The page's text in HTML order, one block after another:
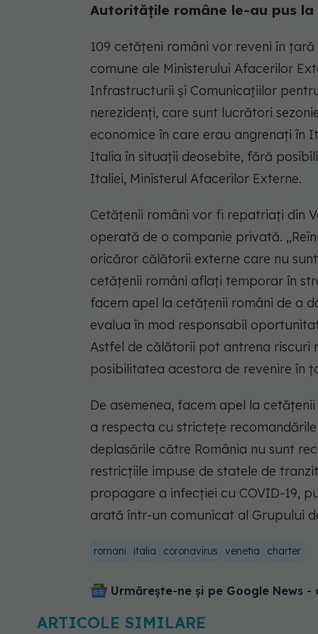
Autoritățile române le-au pus
109 cetățeni români vor reveni în
comune ale Ministerului Afacerilor
Infrastructurii și Comunicațiilor
nerezidenți, care sunt lucrători
economice în care erau angrenați în
Italia în situații deosebite, fără
Italiei, Ministerul Afacerilor Externe.
Cetățenii români vor fi repatriați din
operată de o companie privată.
oricăror călătorii externe care nu
cetățenii români aflați temporar în
facem apel la cetățenii români de a
evalua în mod responsabil
Astfel de călătorii pot antrena riscuri
posibilitatea acestora de revenire în
De asemenea, facem apel la
a respecta cu strictețe
deplasările către România nu sunt
restricțiile impuse de statele de
propagare a infecției cu COVID-19,
arată într-un comunicat al Grupului
romani italia coronavirus venetia charter
Urmărește-ne și pe Google News -
ARTICOLE SIMILARE